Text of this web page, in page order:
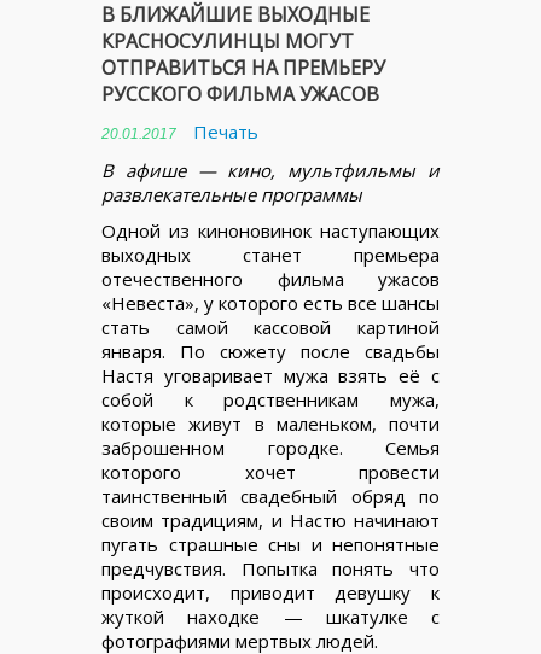
В БЛИЖАЙШИЕ ВЫХОДНЫЕ
КРАСНОСУЛИНЦЫ МОГУТ
ОТПРАВИТЬСЯ НА ПРЕМЬЕРУ
РУССКОГО ФИЛЬМА УЖАСОВ
20.01.2017
Печать
В афише — кино, мультфильмы и
развлекательные программы
Одной из киноновинок наступающих
выходных станет премьера
отечественного фильма ужасов
«Невеста», у которого есть все шансы
стать самой кассовой картиной
января. По сюжету после свадьбы
Настя уговаривает мужа взять её с
собой к родственникам мужа,
которые живут в маленьком, почти
заброшенном городке. Семья
которого хочет провести
таинственный свадебный обряд по
своим традициям, и Настю начинают
пугать страшные сны и непонятные
предчувствия. Попытка понять что
происходит, приводит девушку к
жуткой находке — шкатулке с
фотографиями мертвых людей.